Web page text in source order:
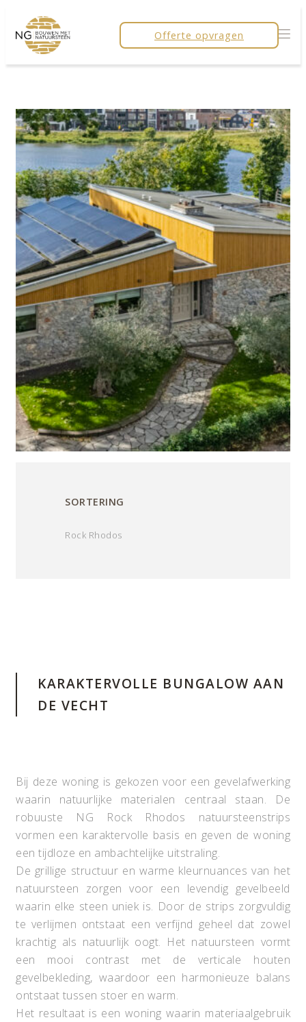
Offerte opvragen
SORTERING
Rock Rhodos
KARAKTERVOLLE BUNGALOW AAN
DE VECHT
Bij deze woning is gekozen voor een gevelafwerking
waarin natuurlijke materialen centraal staan. De
robuuste NG Rock Rhodos natuursteenstrips
vormen een karaktervolle basis en geven de woning
een tijdloze en ambachtelijke uitstraling.
De grillige structuur en warme kleurnuances van het
natuursteen zorgen voor een levendig gevelbeeld
waarin elke steen uniek is. Door de strips zorgvuldig
te verlijmen ontstaat een verfijnd geheel dat zowel
krachtig als natuurlijk oogt. Het natuursteen vormt
een mooi contrast met de verticale houten
gevelbekleding, waardoor een harmonieuze balans
ontstaat tussen stoer en warm.
Het resultaat is een woning waarin materiaalgebruik